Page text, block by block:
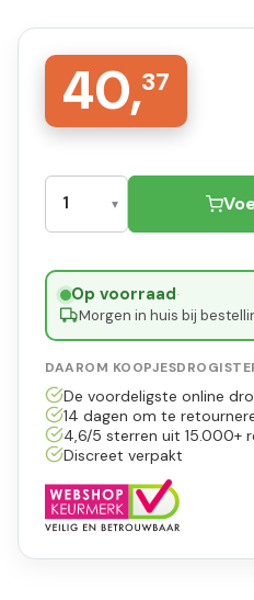
40,37
Op voorraad·
Morgen in huis bij
DAAROM
De voordeligste online
14 dagen om te
4,6/5 sterren uit 15.000+
Discreet verpakt